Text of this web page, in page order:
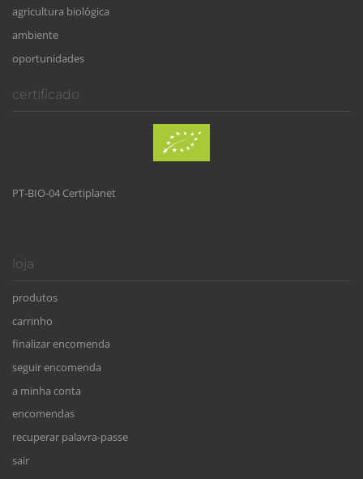
agricultura biológica
ambiente
oportunidades
certificado
PT-BIO-04 Certiplanet
loja
produtos
carrinho
finalizar encomenda
seguir encomenda
a minha conta
encomendas
recuperar palavra-passe
sair